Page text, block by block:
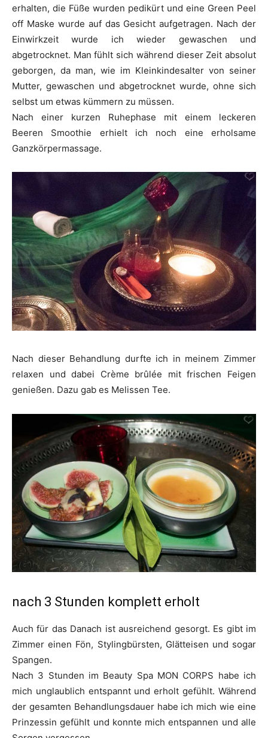
erhalten, die Füße wurden pedikürt und eine Green Peel
off Maske wurde auf das Gesicht aufgetragen. Nach der
Einwirkzeit wurde ich wieder gewaschen und
abgetrocknet. Man fühlt sich während dieser Zeit absolut
geborgen, da man, wie im Kleinkindesalter von seiner
Mutter, gewaschen und abgetrocknet wurde, ohne sich
selbst um etwas kümmern zu müssen.
Nach einer kurzen Ruhephase mit einem leckeren
Beeren Smoothie erhielt ich noch eine erholsame
Ganzkörpermassage.
Nach dieser Behandlung durfte ich in meinem Zimmer
relaxen und dabei Crème brûlée mit frischen Feigen
genießen. Dazu gab es Melissen Tee.
nach 3 Stunden komplett erholt
Auch für das Danach ist ausreichend gesorgt. Es gibt im
Zimmer einen Fön, Stylingbürsten, Glätteisen und sogar
Spangen.
Nach 3 Stunden im Beauty Spa MON CORPS habe ich
mich unglaublich entspannt und erholt gefühlt. Während
der gesamten Behandlungsdauer habe ich mich wie eine
Prinzessin gefühlt und konnte mich entspannen und alle